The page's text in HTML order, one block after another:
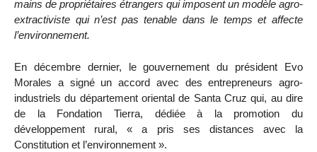
mains de propriétaires étrangers qui imposent un modèle agro-
extractiviste qui n’est pas tenable dans le temps et affecte
l’environnement.
En décembre dernier, le gouvernement du président Evo
Morales a signé un accord avec des entrepreneurs agro-
industriels du département oriental de Santa Cruz qui, au dire
de la Fondation Tierra, dédiée à la promotion du
développement rural, « a pris ses distances avec la
Constitution et l’environnement ».